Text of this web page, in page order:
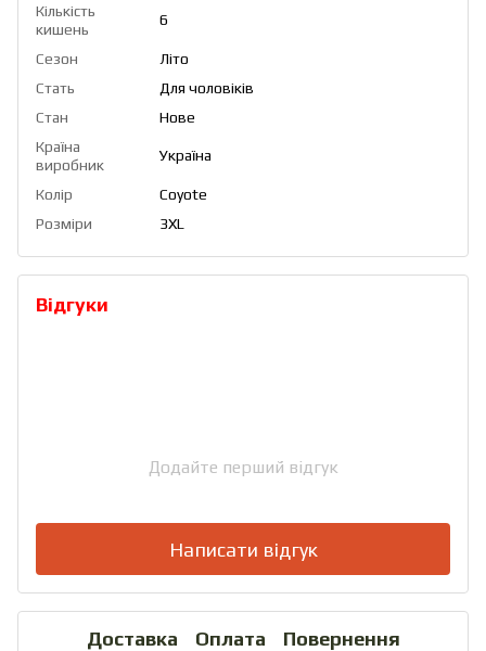
Кількість
кишень
6
Сезон
Літо
Стать
Для чоловіків
Стан
Нове
Країна
виробник
Україна
Колір
Coyote
Розміри
3XL
Відгуки
Додайте перший відгук
Написати відгук
Доставка Оплата Повернення